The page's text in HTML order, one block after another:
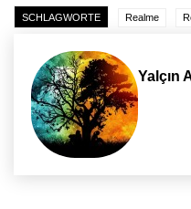
SCHLAGWORTE Realme
Yalçın